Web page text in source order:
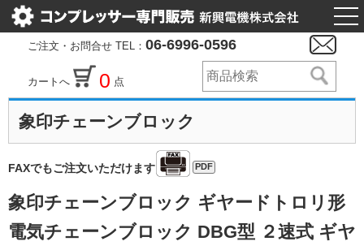
ご注文・お問合せ TEL： 06-6996-0596
カートへ 0 点
象印チェーンブロック
FAXでもご注文いただけます PDF
象印チェーンブロック ギヤードトロリ形
電気チェーンブロック DBG型 ２速式 ギヤ